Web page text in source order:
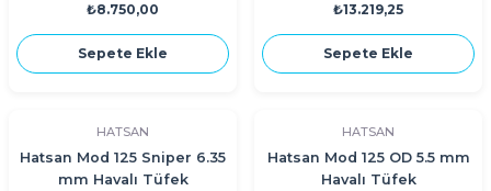
₺8.750,00
Sepete Ekle
₺13.219,25
Sepete Ekle
HATSAN
Hatsan Mod 125 Sniper 6.35
mm Havalı Tüfek
HATSAN
Hatsan Mod 125 OD 5.5 mm
Havalı Tüfek